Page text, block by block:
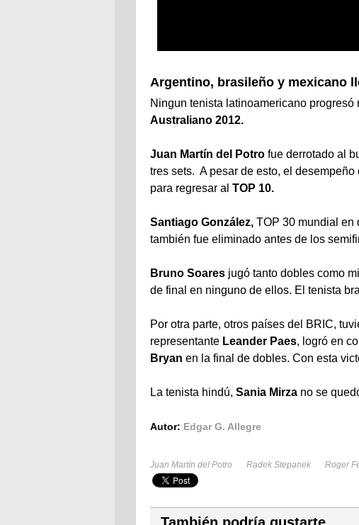
Argentino, brasileño y mexicano
Ningun tenista latinoamericano progresó
Australiano 2012.
Juan Martín del Potro fue derrotado al
tres sets. A pesar de esto, el desempeño
para regresar al TOP 10.
Santiago González, TOP 30 mundial en
también fue eliminado antes de los
Bruno Soares jugó tanto dobles como
de final en ninguno de ellos. El tenista
Por otra parte, otros países del BRIC,
representante Leander Paes, logró en
Bryan en la final de dobles. Con esta
La tenista hindú, Sania Mirza no se
Autor: Edgar G. Allegre
Juan Martín del Potro Radek Stepanek Roger